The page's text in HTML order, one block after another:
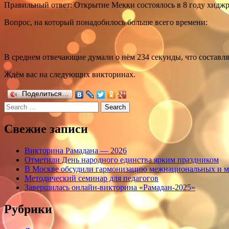
Правильный ответ: Открытие Мекки состоялось в 8 году
Вопрос, на который понадобилось больше всего времени:
В среднем отвечающие думали о нём 234 секунды, что
Ждём вас на следующих викторинах.
Поделиться…
Search
Свежие записи
Викторина Рамадана — 2026
Отметили День народного единства ярким праздником
В Москве обсудили гармонизацию межнациональных и
Методический семинар для педагогов
Завершилась онлайн-викторина «Рамадан-2025»
Рубрики